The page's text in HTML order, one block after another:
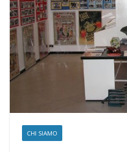
CHI SIAMO